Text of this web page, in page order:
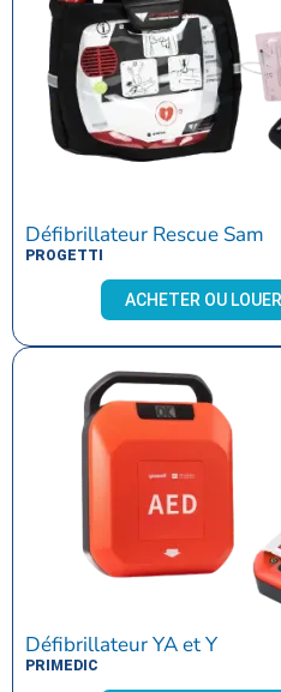
Défibrillateur Rescue Sam
PROGETTI
ACHETER OU
Défibrillateur YA et Y
PRIMEDIC